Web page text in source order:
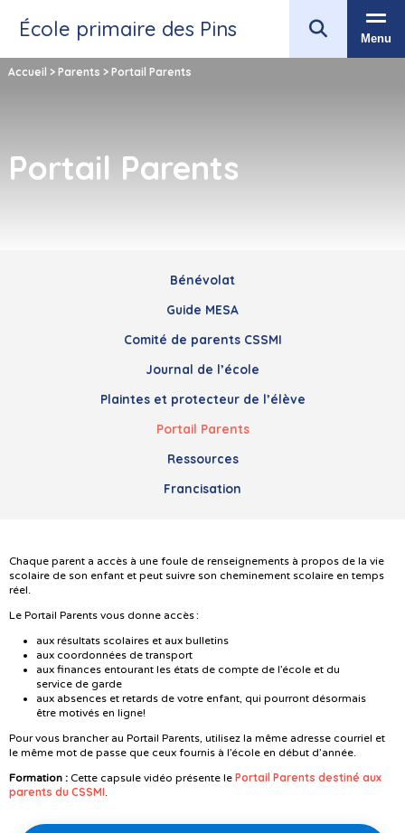
École primaire des Pins Menu
Accueil > Parents > Portail Parents
Portail Parents
Bénévolat
Guide MESA
Comité de parents CSSMI
Journal de l’école
Plaintes et protecteur de l’élève
Portail Parents
Ressources
Francisation
Chaque parent a accès à une foule de renseignements à propos de la vie
scolaire de son enfant et peut suivre son cheminement scolaire en temps
réel.
Le Portail Parents vous donne accès :
aux résultats scolaires et aux bulletins
aux coordonnées de transport
aux finances entourant les états de compte de l’école et du
service de garde
aux absences et retards de votre enfant, qui pourront désormais
être motivés en ligne!
Pour vous brancher au Portail Parents, utilisez la même adresse courriel et
le même mot de passe que ceux fournis à l’école en début d’année.
Formation : Cette capsule vidéo présente le Portail Parents destiné aux
parents du CSSMI.